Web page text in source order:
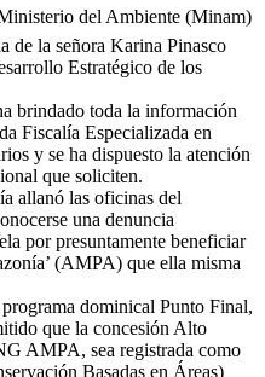
del Ambiente (Minam)
de la señora Karina Pinasco
Estratégico de los
brindado toda la información
Fiscalía Especializada en
y se ha dispuesto la atención
que soliciten.
allanó las oficinas del
una denuncia
por presuntamente beneficiar
(AMPA) que ella misma
dominical Punto Final,
que la concesión Alto
AMPA, sea registrada como
Basadas en Áreas)